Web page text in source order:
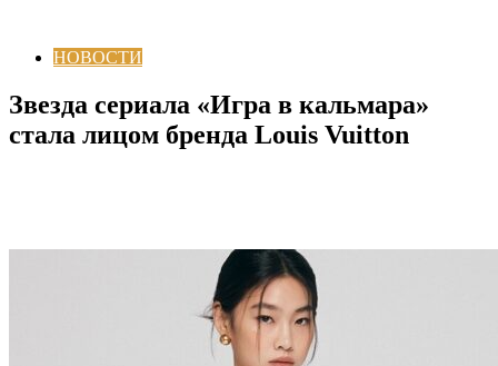
НОВОСТИ
Звезда сериала «Игра в кальмара»
стала лицом бренда Louis Vuitton